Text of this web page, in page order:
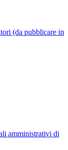
(da pubblicare in
amministrativi di